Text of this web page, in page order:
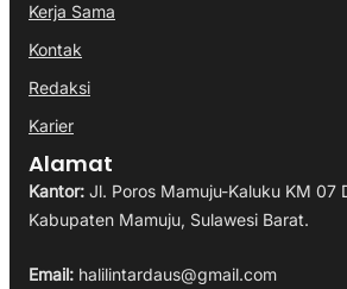
Kerja Sama
Kontak
Redaksi
Karier
Alamat
Kantor: Jl. Poros Mamuju-Kaluku KM 07
Kabupaten Mamuju, Sulawesi Barat.
Email: halilintardaus@gmail.com